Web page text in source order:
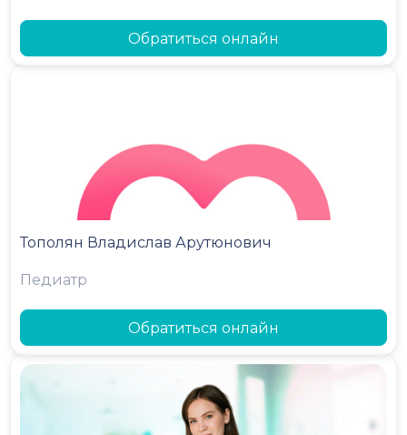
Обратиться онлайн
Тополян Владислав Арутюнович
Педиатр
Обратиться онлайн